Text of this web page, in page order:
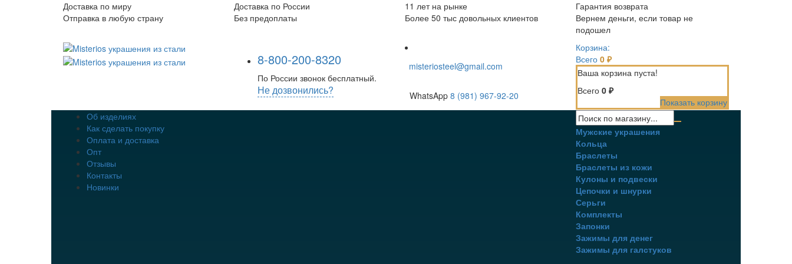
Доставка по миру
Отправка в любую страну
Доставка по России
Без предоплаты
11 лет на рынке
Более 50 тыс довольных клиентов
Гарантия возврата
Вернем деньги, если товар не
подошел
8-800-200-8320
По России звонок бесплатный.
Не дозвонились?
misteriosteel@gmail.com
WhatsApp 8 (981) 967-92-20
Корзина:
Всего 0 ₽
Ваша корзина пуста!
Всего 0 ₽
Показать корзину
Об изделиях
Как сделать покупку
Оплата и доставка
Опт
Отзывы
Контакты
Новинки
Мужские украшения
Кольца
Браслеты
Браслеты из кожи
Кулоны и подвески
Цепочки и шнурки
Серьги
Комплекты
Запонки
Зажимы для денег
Зажимы для галстуков